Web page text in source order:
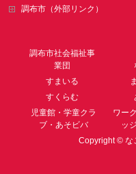
調布市（外部リンク）
調布市社会福祉事
業団
すまいる
すくらむ
児童館・学童クラ
ブ・あそビバ
ワー
ッ
Copyright © な